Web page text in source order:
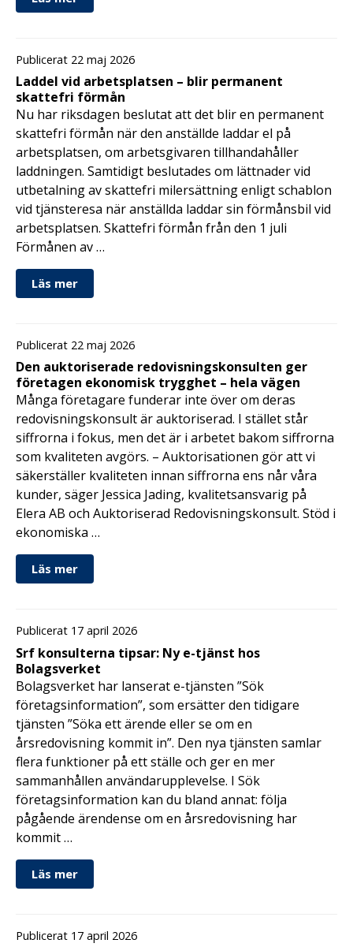
Publicerat 22 maj 2026
Laddel vid arbetsplatsen – blir permanent
skattefri förmån
Nu har riksdagen beslutat att det blir en permanent
skattefri förmån när den anställde laddar el på
arbetsplatsen, om arbetsgivaren tillhandahåller
laddningen. Samtidigt beslutades om lättnader vid
utbetalning av skattefri milersättning enligt schablon
vid tjänsteresa när anställda laddar sin förmånsbil vid
arbetsplatsen. Skattefri förmån från den 1 juli
Förmånen av …
Läs mer
Publicerat 22 maj 2026
Den auktoriserade redovisningskonsulten ger
företagen ekonomisk trygghet – hela vägen
Många företagare funderar inte över om deras
redovisningskonsult är auktoriserad. I stället står
siffrorna i fokus, men det är i arbetet bakom siffrorna
som kvaliteten avgörs. – Auktorisationen gör att vi
säkerställer kvaliteten innan siffrorna ens når våra
kunder, säger Jessica Jading, kvalitetsansvarig på
Elera AB och Auktoriserad Redovisningskonsult. Stöd i
ekonomiska …
Läs mer
Publicerat 17 april 2026
Srf konsulterna tipsar: Ny e-tjänst hos
Bolagsverket
Bolagsverket har lanserat e-tjänsten ”Sök
företagsinformation”, som ersätter den tidigare
tjänsten ”Söka ett ärende eller se om en
årsredovisning kommit in”. Den nya tjänsten samlar
flera funktioner på ett ställe och ger en mer
sammanhållen användarupplevelse. I Sök
företagsinformation kan du bland annat: följa
pågående ärendense om en årsredovisning har
kommit …
Läs mer
Publicerat 17 april 2026